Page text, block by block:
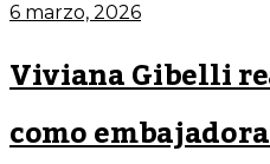
6 marzo, 2026
Viviana Gibelli
como